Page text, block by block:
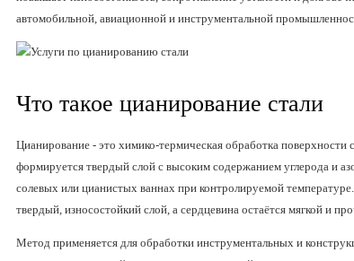
автомобильной, авиационной и инструментальной
Что такое цианирование стали
Цианирование - это химико-термическая обработка поверхности
формируется твердый слой с высоким содержанием углерода и
солевых или цианистых ваннах при контролируемой
твердый, износостойкий слой, а сердцевина остаётся мягкой и
Метод применяется для обработки инструментальных и